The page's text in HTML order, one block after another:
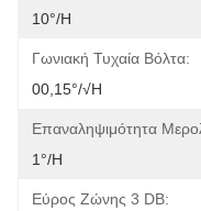
10°/h
Γωνιακή Τυχαία Βόλτα:
00,15°/√h
Επαναληψιμότητα
1°/h
Εύρος Ζώνης 3 DB: